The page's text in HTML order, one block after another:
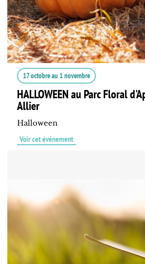
17 octobreau 1 novembre
HALLOWEEN au Parc Floral
Allier
Halloween
Voir cet événement